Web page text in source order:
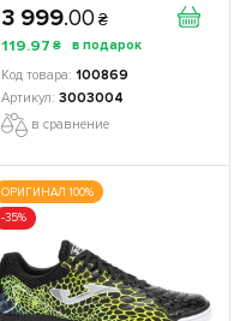
3 999.00 ₴
119.97 ₴
100869
3003004
в сравнение
ОРИГИНАЛ 100%
-35%